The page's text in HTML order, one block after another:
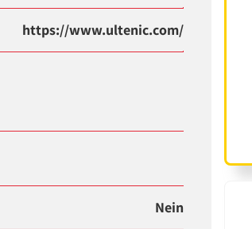
https://www.ultenic.com/
Nein